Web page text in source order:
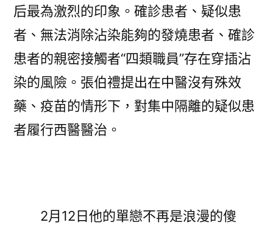
禮〉
后最為激烈的印象。確診患者、疑似患
者、無法消除沾染能夠的發燒患者、確診
患者的親密接觸者“四類職員”存在穿插沾
染的風險。張伯禮提出在中醫沒有殊效
藥、疫苗的情形下，對集中隔離的疑似患
者履行西醫醫治。
2月12日他的單戀不再是浪漫的傻